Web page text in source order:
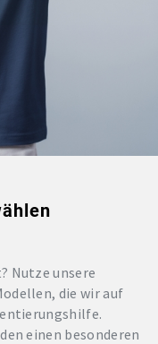
Nutze unsere
die wir auf
einen besonderen